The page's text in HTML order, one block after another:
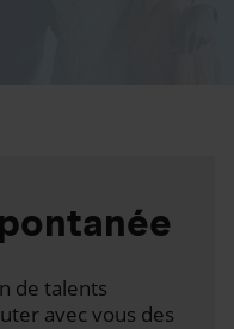
de talents
avec vous des